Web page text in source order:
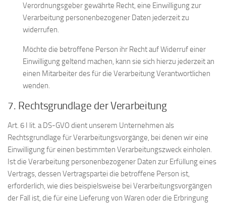
Verordnungsgeber gewährte Recht, eine Einwilligung zur
Verarbeitung personenbezogener Daten jederzeit zu
widerrufen.
Möchte die betroffene Person ihr Recht auf Widerruf einer
Einwilligung geltend machen, kann sie sich hierzu jederzeit an
einen Mitarbeiter des für die Verarbeitung Verantwortlichen
wenden.
7. Rechtsgrundlage der Verarbeitung
Art. 6 I lit. a DS-GVO dient unserem Unternehmen als
Rechtsgrundlage für Verarbeitungsvorgänge, bei denen wir eine
Einwilligung für einen bestimmten Verarbeitungszweck einholen.
Ist die Verarbeitung personenbezogener Daten zur Erfüllung eines
Vertrags, dessen Vertragspartei die betroffene Person ist,
erforderlich, wie dies beispielsweise bei Verarbeitungsvorgängen
der Fall ist, die für eine Lieferung von Waren oder die Erbringung